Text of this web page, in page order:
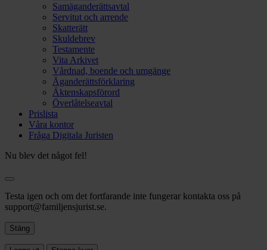
Samäganderättsavtal
Servitut och arrende
Skatterätt
Skuldebrev
Testamente
Vita Arkivet
Vårdnad, boende och umgänge
Äganderättsförklaring
Äktenskapsförord
Överlåtelseavtal
Prislista
Våra kontor
Fråga Digitala Juristen
Nu blev det något fel!
Testa igen och om det fortfarande inte fungerar kontakta oss på
support@familjensjurist.se.
Stäng